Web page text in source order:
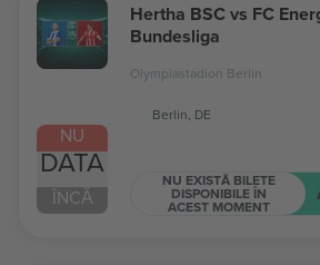
NU
DATA
ÎNCĂ
Hertha BSC vs FC
Bundesliga
Olympiastadion Berlin
Berlin, DE
NU EXISTĂ BILETE
DISPONIBILE ÎN
ACEST MOMENT